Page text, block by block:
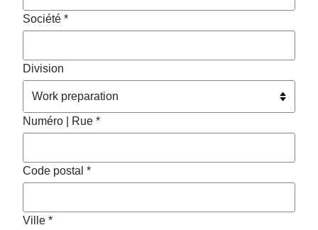
Société *
Division
Numéro | Rue *
Code postal *
Ville *